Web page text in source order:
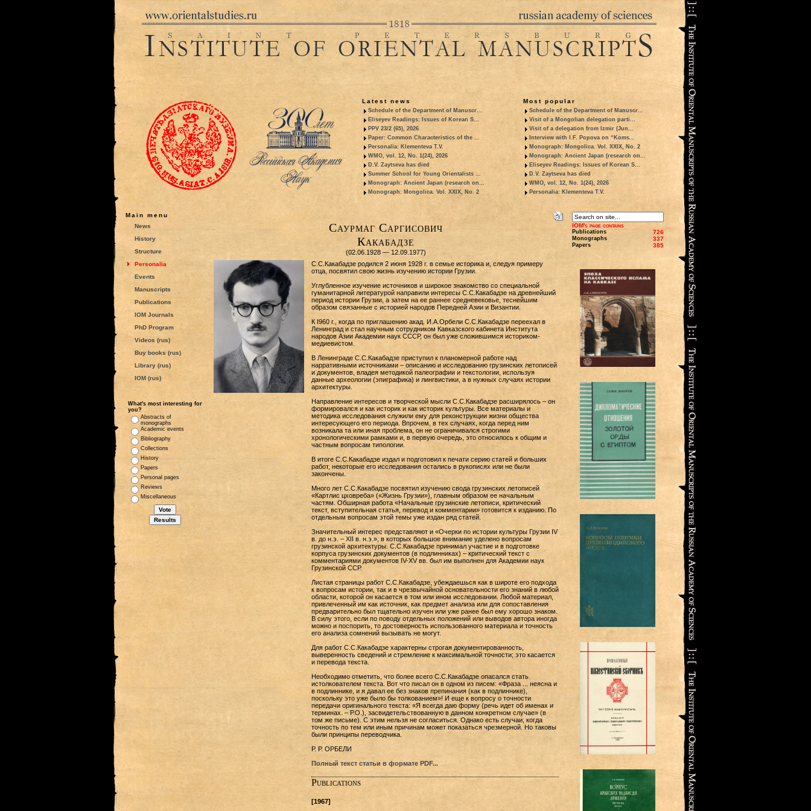
Latest news
Schedule of the Department of Manuscr...
Eliseyev Readings: Issues of Korean S...
PPV 23/2 (65), 2026
Paper: Common Characteristics of the ...
Personalia: Klementeva T.V.
WMO, vol. 12, No. 1(24), 2026
D.V. Zaytseva has died
Summer School for Young Orientalists ...
Monograph: Ancient Japan (research on...
Monograph: Mongolica. Vol. XXIX, No. 2
Most popular
Schedule of the Department of Manuscr...
Visit of a Mongolian delegation parti...
Visit of a delegation from Izmir (Jun...
Interview with I.F. Popova on “Koms...
Monograph: Mongolica. Vol. XXIX, No. 2
Monograph: Ancient Japan (research on...
Eliseyev Readings: Issues of Korean S...
D.V. Zaytseva has died
WMO, vol. 12, No. 1(24), 2026
Personalia: Klementeva T.V.
Main menu
News
History
Structure
Personalia
Events
Manuscripts
Publications
IOM Journals
PhD Program
Videos (rus)
Buy books (rus)
Library (rus)
IOM (rus)
What's most interesting for
you?
Abstracts of
monographs
Academic events
Bibliography
Collections
History
Papers
Personal pages
Reviews
Miscellaneous
Саурмаг Саргисович
Какабадзе
(02.06.1928 — 12.09.1977)
С.С.Какабадзе родился 2 июня 1928 г. в семье историка и, следуя примеру
отца, посвятил свою жизнь изучению истории Грузии.
Углубленное изучение источников и широкое знакомство со специальной
гуманитарной литературой направили интересы С.С.Какабадзе на древнейший
период истории Грузии, а затем на ее раннее средневековье, теснейшим
образом связанные с историей народов Передней Азии и Византии.
К I960 г., когда по приглашению акад. И.А.Орбели С.С.Какабадзе переехал в
Ленинград и стал научным сотрудником Кавказского кабинета Института
народов Азии Академии наук СССР, он был уже сложившимся историком-
медиевистом.
В Ленинграде С.С.Какабадзе приступил к планомерной работе над
нарративными источниками – описанию и исследованию грузинских летописей
и документов, владея методикой палеографии и текстологии, используя
данные археологии (эпиграфика) и лингвистики, а в нужных случаях истории
архитектуры.
Направление интересов и творческой мысли С.С.Какабадзе расширялось – он
формировался и как историк и как историк культуры. Все материалы и
методика исследования служили ему для реконструкции жизни общества
интересующего его периода. Впрочем, в тех случаях, когда перед ним
возникала та или иная проблема, он не ограничивался строгими
хронологическими рамками и, в первую очередь, это относилось к общим и
частным вопросам типологии.
В итоге С.С.Какабадзе издал и подготовил к печати серию статей и больших
работ, некоторые его исследования остались в рукописях или не были
закончены.
Много лет С.С.Какабадзе посвятил изучению свода грузинских летописей
«Картлис цховреба» («Жизнь Грузии»), главным образом ее начальным
частям. Обширная работа «Начальные грузинские летописи, критический
текст, вступительная статья, перевод и комментарии» готовится к изданию. По
отдельным вопросам этой темы уже издан ряд статей.
Значительный интерес представляют и «Очерки по истории культуры Грузии IV
в. до н.э. – XII в. н.э.», в которых большое внимание уделено вопросам
грузинской архитектуры. С.С.Какабадзе принимал участие и в подготовке
корпуса грузинских документов (в подлинниках) – критический текст с
комментариями документов IV-XV вв. был им выполнен для Академии наук
Грузинской ССР.
Листая страницы работ С.С.Какабадзе, убеждаешься как в широте его подхода
к вопросам истории, так и в чрезвычайной основательности его знаний в любой
области, которой он касается в том или ином исследовании. Любой материал,
привлеченный им как источник, как предмет анализа или для сопоставления
предварительно был тщательно изучен или уже ранее был ему хорошо знаком.
В силу этого, если по поводу отдельных положений или выводов автора иногда
можно и поспорить, то достоверность использованного материала и точность
его анализа сомнений вызывать не могут.
Для работ С.С.Какабадзе характерны строгая документированность,
выверенность сведений и стремление к максимальной точности; это касается
и перевода текста.
Необходимо отметить, что более всего С.С.Какабадзе опасался стать
истолкователем текста. Вот что писал он в одном из писем: «Фраза ... неясна и
в подлиннике, и я давал ее без знаков препинания (как в подлиннике),
поскольку это уже было бы толкованием»! И еще к вопросу о точности
передачи оригинального текста: «Я всегда даю форму (речь идет об именах и
терминах. – Р.О.), засвидетельствованную в данном конкретном случае» (в
том же письме). С этим нельзя не согласиться. Однако есть случаи, когда
точность по тем или иным причинам может показаться чрезмерной. Но таковы
были принципы переводчика.
Р. Р. ОРБЕЛИ
Полный текст статьи в формате PDF...
Publications
[1967]
IOM's page contains
Publications 726
Monographs 337
Papers 385